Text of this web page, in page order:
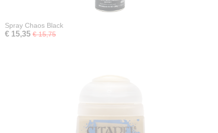
Spray Chaos Black
€ 15,35 € 15,75